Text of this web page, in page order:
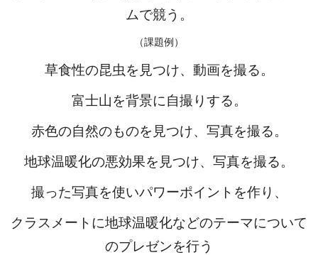
ムで競う。
（課題例）
草食性の昆虫を見つけ、動画を撮る。
富士山を背景に自撮りする。
赤色の自然のものを見つけ、写真を撮る。
地球温暖化の悪効果を見つけ、写真を撮る。
撮った写真を使いパワーポイントを作り、
クラスメートに地球温暖化などのテーマについて
のプレゼンを行う